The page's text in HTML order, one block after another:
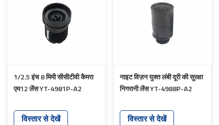
1/2.5 इंच 8 मिमी सीसीटीवी कैमरा
एम12 लेंस YT-4981P-A2
विस्तार से देखें
नाइट विज़न युक्त लंबी दूरी की सुरक्षा
निगरानी लेंस YT-4988P-A2
विस्तार से देखें